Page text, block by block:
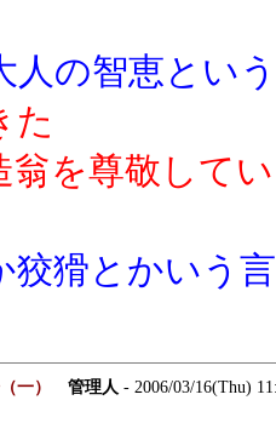
人の智恵とい
た
翁を尊敬して
狡猾とかいう
一） 管理人 - 2006/03/16(Thu)